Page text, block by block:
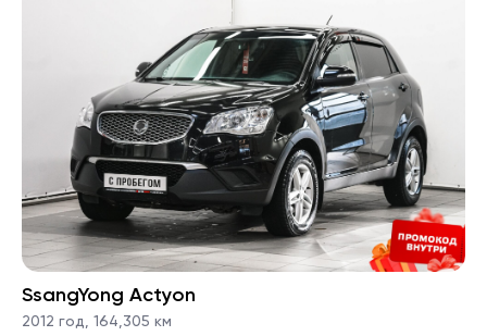
SsangYong Actyon
2012 год, 164,305 км